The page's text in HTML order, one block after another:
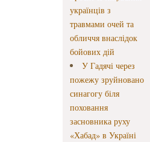
українців з
травмами очей та
обличчя внаслідок
бойових дій
У Гадячі через
пожежу зруйновано
синагогу біля
поховання
засновника руху
«Хабад» в Україні